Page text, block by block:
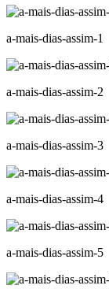
a-mais-dias-assim-1
a-mais-dias-assim-2
a-mais-dias-assim-3
a-mais-dias-assim-4
a-mais-dias-assim-5